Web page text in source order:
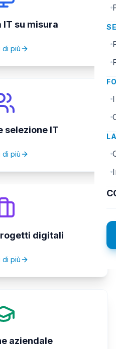
IT su misura
di più
selezione IT
di più
digitali
di più
aziendale